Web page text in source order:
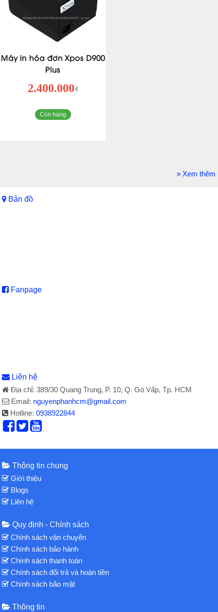
Máy in hóa đơn Xpos D900
Plus
2.400.000₫
Còn hàng
» Xem thêm
Bản đồ
Fanpage
Liên hệ
Địa chỉ: 389/30 Quang Trung, P. 10, Q. Gò Vấp, Tp. HCM
Email: nguyenphanhcm@gmail.com
Hotline:0938922844
Thông tin chung
Giới thiệu
Blogs
Liên hệ
Quy định - Chính sách
Chính sách vận chuyển
Chính sách bảo hành
Chính sách thanh toán
Chính sách đổi trả và hoàn tiền
Chính sách bảo mật
Thông tin